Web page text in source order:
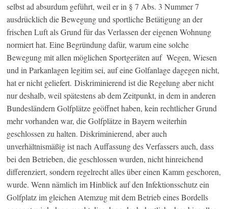
selbst ad absurdum geführt, weil er in § 7 Abs. 3 Nummer 7
ausdrücklich die Bewegung und sportliche Betätigung an der
frischen Luft als Grund für das Verlassen der eigenen Wohnung
normiert hat. Eine Begründung dafür, warum eine solche
Bewegung mit allen möglichen Sportgeräten auf Wegen, Wiesen
und in Parkanlagen legitim sei, auf eine Golfanlage dagegen nicht,
hat er nicht geliefert. Diskriminierend ist die Regelung aber nicht
nur deshalb, weil spätestens ab dem Zeitpunkt, in dem in anderen
Bundesländern Golfplätze geöffnet haben, kein rechtlicher Grund
mehr vorhanden war, die Golfplätze in Bayern weiterhin
geschlossen zu halten. Diskriminierend, aber auch
unverhältnismäßig ist nach Auffassung des Verfassers auch, dass
bei den Betrieben, die geschlossen wurden, nicht hinreichend
differenziert, sondern regelrecht alles über einen Kamm geschoren,
wurde. Wenn nämlich im Hinblick auf den Infektionsschutz ein
Golfplatz im gleichen Atemzug mit dem Betrieb eines Bordells